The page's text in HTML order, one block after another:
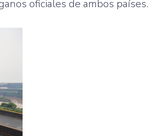
oficiales de ambos países.